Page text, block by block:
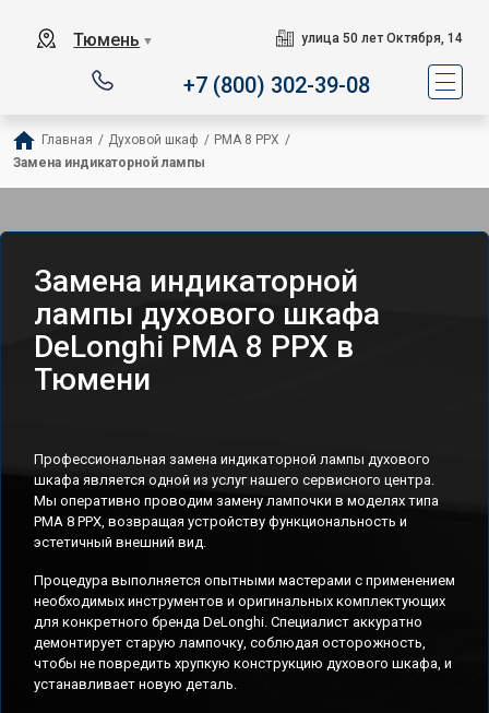
Тюмень ▼ улица 50 лет Октября, 14
+7 (800) 302-39-08
Главная / Духовой шкаф / PMA 8 PPX /
Замена индикаторной лампы
Замена индикаторной
лампы духового шкафа
DeLonghi PMA 8 PPX в
Тюмени
Профессиональная замена индикаторной лампы духового
шкафа является одной из услуг нашего сервисного центра.
Мы оперативно проводим замену лампочки в моделях типа
PMA 8 PPX, возвращая устройству функциональность и
эстетичный внешний вид.
Процедура выполняется опытными мастерами с применением
необходимых инструментов и оригинальных комплектующих
для конкретного бренда DeLonghi. Специалист аккуратно
демонтирует старую лампочку, соблюдая осторожность,
чтобы не повредить хрупкую конструкцию духового шкафа, и
устанавливает новую деталь.